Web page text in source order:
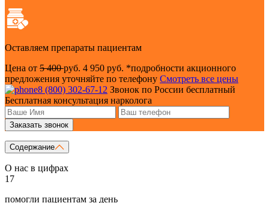
Оставляем препараты пациентам
Цена от 5 400руб. 4 950 руб. *подробности акционного
предложения уточняйте по телефону Смотреть все цены
8 (800) 302-67-12 Звонок по России бесплатный
Бесплатная консультация нарколога
Заказать звонок
Содержание
О нас в цифрах
17
помогли пациентам за день